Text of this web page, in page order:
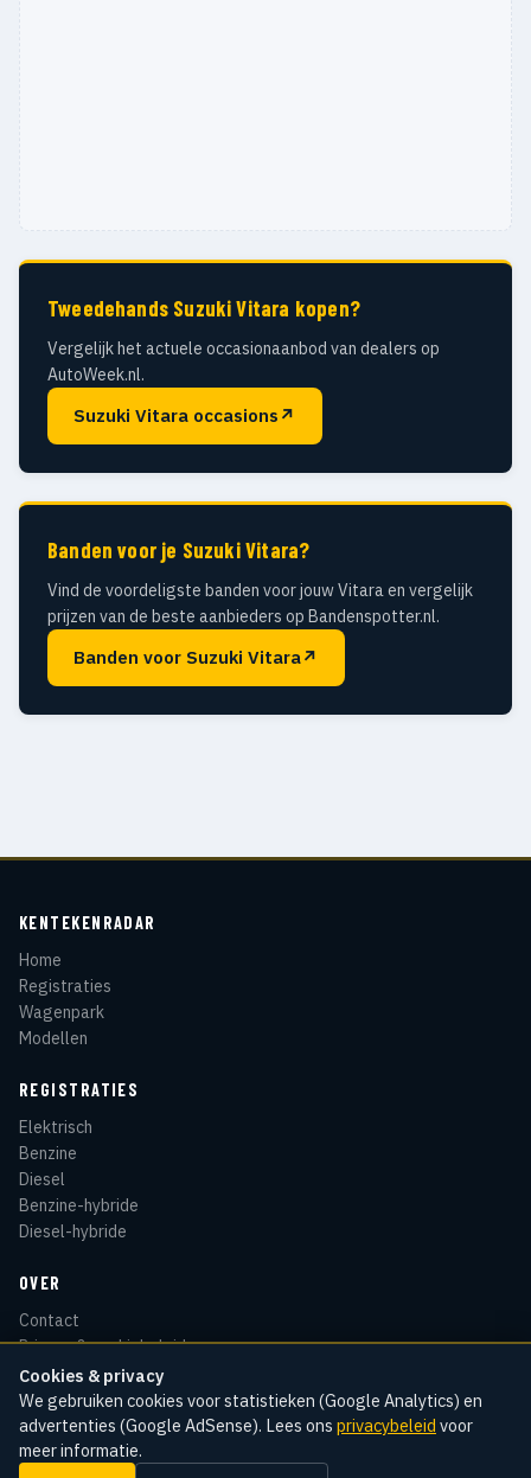
Cookies & privacy
We gebruiken cookies voor statistieken (Google Analytics) en
advertenties (Google AdSense). Lees ons privacybeleid voor
meer informatie.
Tweedehands Suzuki Vitara kopen?
Vergelijk het actuele occasionaanbod van dealers op
AutoWeek.nl.
Suzuki Vitara occasions ↗
Banden voor je Suzuki Vitara?
Vind de voordeligste banden voor jouw Vitara en vergelijk
prijzen van de beste aanbieders op Bandenspotter.nl.
Banden voor Suzuki Vitara↗
KENTEKENRADAR
Home
Registraties
Wagenpark
Modellen
REGISTRATIES
Elektrisch
Benzine
Diesel
Benzine-hybride
Diesel-hybride
OVER
Contact
Privacy & cookiebeleid
Disclaimer
Sitemap